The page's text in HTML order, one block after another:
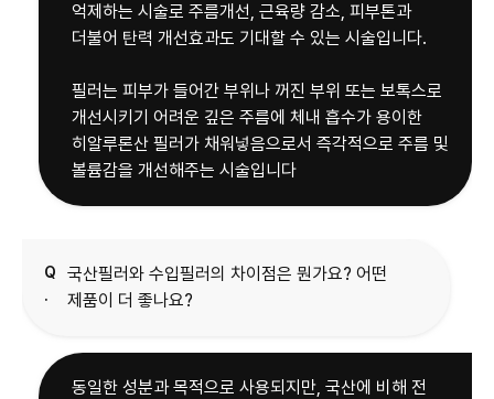
억제하는 시술로 주름개선, 근육량 감소, 피부톤과
더불어 탄력 개선효과도 기대할 수 있는 시술입니다.
필러는 피부가 들어간 부위나 꺼진 부위 또는 보톡스로
개선시키기 어려운 깊은 주름에 체내 흡수가 용이한
히알루론산 필러가 채워넣음으로서 즉각적으로 주름 및
볼륨감을 개선해주는 시술입니다
Q
.
국산필러와 수입필러의 차이점은 뭔가요? 어떤
제품이 더 좋나요?
동일한 성분과 목적으로 사용되지만, 국산에 비해 전